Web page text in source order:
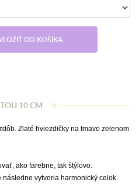
DO KOŠÍKA
10 CM
Zlaté hviezdičky na tmavo zelenom
ako farebne, tak štýlovo.
vytvoria harmonický celok.